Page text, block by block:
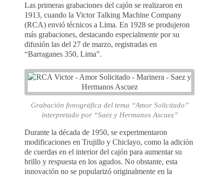
Las primeras grabaciones del cajón se realizaron en
1913, cuando la Victor Talking Machine Company
(RCA) envió técnicos a Lima. En 1928 se produjeron
más grabaciones, destacando especialmente por su
difusión las del 27 de marzo, registradas en
“Barraganes 350, Lima”.
Grabación fonográfica del tema “Amor Solicitado”
interpretado por “Saez y Hermanos Ascuez”
Durante la década de 1950, se experimentaron
modificaciones en Trujillo y Chiclayo, como la adición
de cuerdas en el interior del cajón para aumentar su
brillo y respuesta en los agudos. No obstante, esta
innovación no se popularizó originalmente en la